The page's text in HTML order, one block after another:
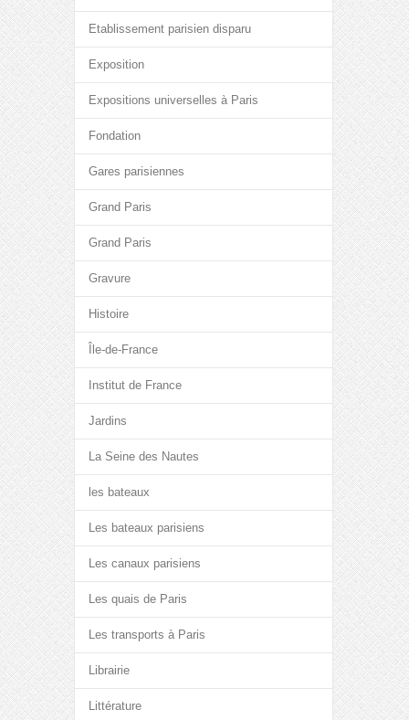
Etablissement parisien disparu
Exposition
Expositions universelles à Paris
Fondation
Gares parisiennes
Grand Paris
Grand Paris
Gravure
Histoire
Île-de-France
Institut de France
Jardins
La Seine des Nautes
les bateaux
Les bateaux parisiens
Les canaux parisiens
Les quais de Paris
Les transports à Paris
Librairie
Littérature